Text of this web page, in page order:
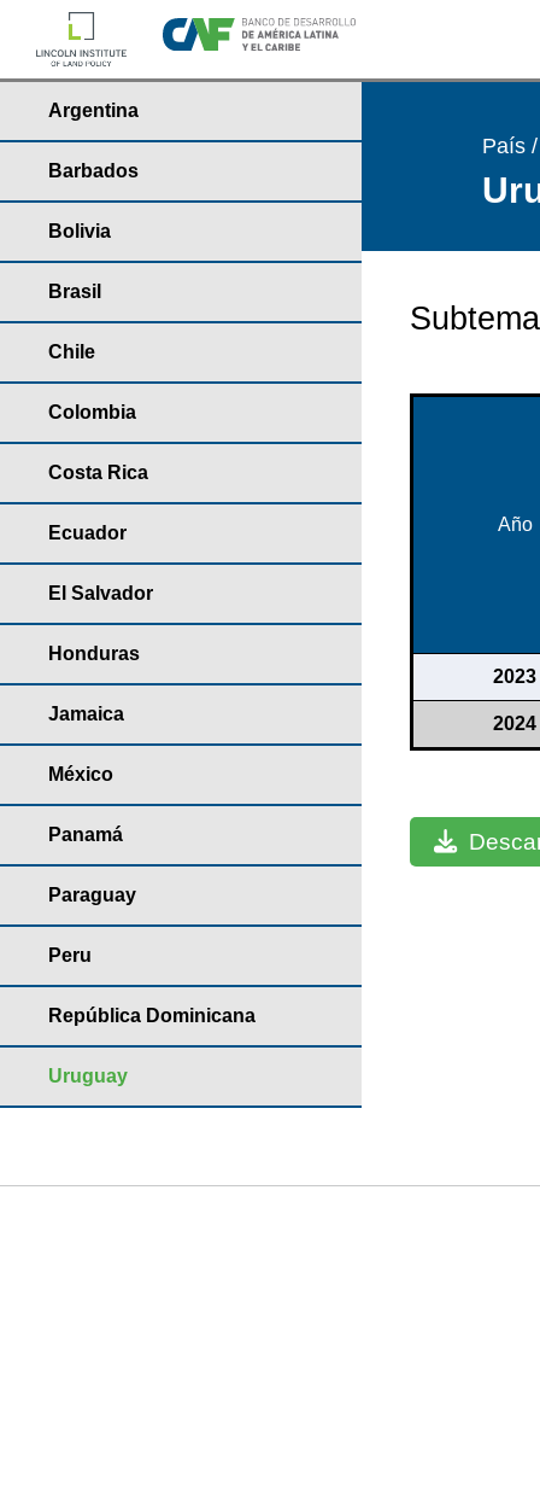
Argentina
Barbados
Bolivia
Brasil
Chile
Colombia
Costa Rica
Ecuador
El Salvador
Honduras
Jamaica
México
Panamá
Paraguay
Peru
República Dominicana
Uruguay
País
Año
2023
2024